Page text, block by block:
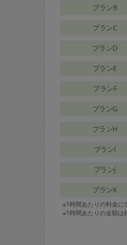
プランB
プランC
プランD
プランE
プランF
プランG
プランH
プランI
プランJ
プランK
※1時間あたりの料金に
※1時間あたりの金額は